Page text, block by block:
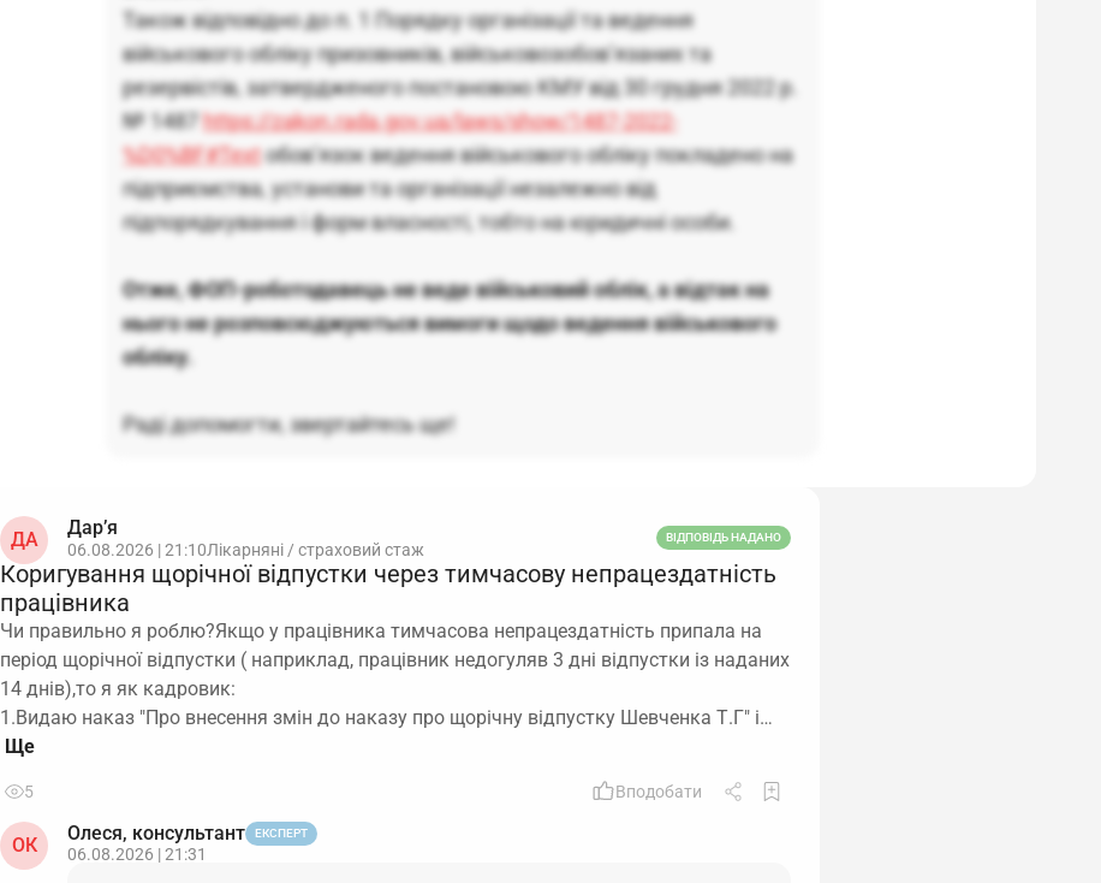
Також відповідно до п. 1 Порядку організації та ведення
військового обліку призовників, військовозобов’язаних та
резервістів, затвердженого постановою КМУ від 30 грудня 2022 р.
№ 1487 https://zakon.rada.gov.ua/laws/show/1487-2022-
%D0%BF#Textобов’язок ведення військового обліку покладено на
підприємства, установи та організації незалежно від
підпорядкування і форм власності, тобто на юридичні особи.
Отже, ФОП-роботодавець не веде військовий облік, а відтак на
нього не розповсюджуються вимоги щодо ведення військового
обліку.
Раді допомогти, звертайтесь ще!
ДА
Дар’я
06.08.2026 | 21:10Лікарняні / страховий стаж
ВІДПОВІДЬ НАДАНО
Коригування щорічної відпустки через тимчасову непрацездатність
працівника
Чи правильно я роблю?Якщо у працівника тимчасова непрацездатність припала на
період щорічної відпустки ( наприклад, працівник недогуляв 3 дні відпустки із наданих
14 днів),то я як кадровик:
1.Видаю наказ "Про внесення змін до наказу про щорічну відпустку Шевченка Т.Г" і…
5 Вподобати
ОК
Олеся, консультант ЕКСПЕРТ
06.08.2026 | 21:31